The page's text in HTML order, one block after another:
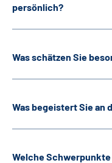
persönlich?
Was schätzen Sie
Was begeistert Sie an
Welche